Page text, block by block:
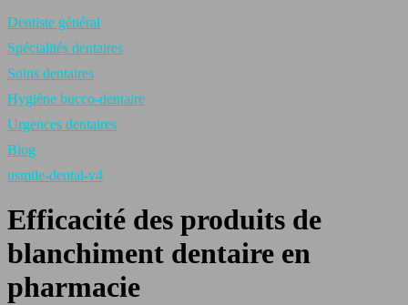
Dentiste général
Spécialités dentaires
Soins dentaires
Hygiène bucco-dentaire
Urgences dentaires
Blog
usmile-dental-v4
Efficacité des produits de
blanchiment dentaire en
pharmacie